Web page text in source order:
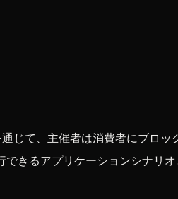
じて、主催者は消費者にブロ
きるアプリケーションシナリオ